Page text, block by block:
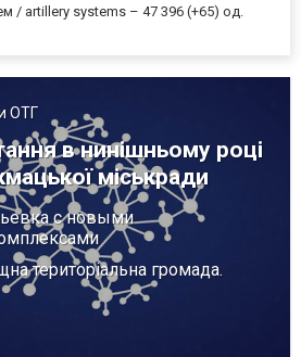
/ artillery systems – 47 396 (+65) од.
ОТГ
в нинішньому році
міськради
с новыми
територіальна громада.